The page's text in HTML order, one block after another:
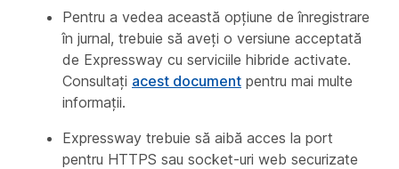
Pentru a vedea această opțiune de înregistrare
în jurnal, trebuie să aveți o versiune acceptată
de Expressway cu serviciile hibride activate.
Consultați acest document pentru mai multe
informații.
Expressway trebuie să aibă acces la port
pentru HTTPS sau socket-uri web securizate